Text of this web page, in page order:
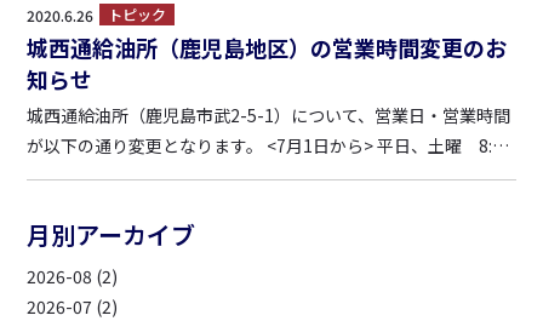
2020.6.26 トピック
城西通給油所（鹿児島地区）の営業時間変更のお
知らせ
城西通給油所（鹿児島市武2-5-1）について、営業日・営業時間
が以下の通り変更となります。 <7月1日から> 平日、土曜 8:00
-20:30 祝日 8:00-20:00 日曜 定休日 誠に勝手ではございます
月別アーカイブ
2026-08 (2)
2026-07 (2)